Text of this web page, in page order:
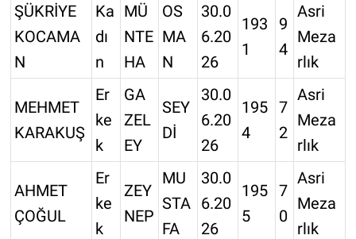
ŞÜKRİYE
KOCAMA
N
Ka
dı
n
MÜ
NTE
HA
OS
MA
N
30.0
6.20
26
193
1
9
4
Asri
Meza
rlık
MEHMET
KARAKUŞ
Er
ke
k
GA
ZEL
EY
SEY
Dİ
30.0
6.20
26
195
4
7
2
Asri
Meza
rlık
AHMET
ÇOĞUL
Er
ke
k
ZEY
NEP
MU
STA
FA
30.0
6.20
26
195
5
7
0
Asri
Meza
rlık